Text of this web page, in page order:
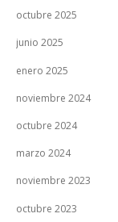
octubre 2025
junio 2025
enero 2025
noviembre 2024
octubre 2024
marzo 2024
noviembre 2023
octubre 2023